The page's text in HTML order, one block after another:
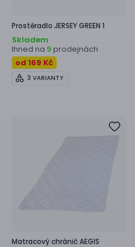
Prostěradlo JERSEY GREEN 1
Skladem
Ihned na 9 prodejnách
od 169 Kč
3 VARIANTY
Matracový chráničAEGIS